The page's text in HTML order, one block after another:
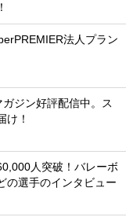
法人プラン
ガジン好評配信中。ス
け！
人突破！バレーボ
の選手のインタビュー